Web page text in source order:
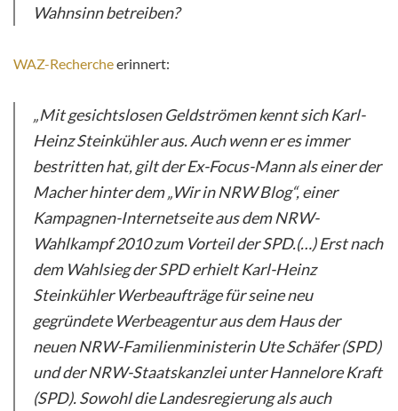
Wahnsinn betreiben?
WAZ-Rechercheerinnert:
„Mit gesichtslosen Geldströmen kennt sich Karl-
Heinz Steinkühler aus. Auch wenn er es immer
bestritten hat, gilt der Ex-Focus-Mann als einer der
Macher hinter dem „Wir in NRW Blog“, einer
Kampagnen-Internetseite aus dem NRW-
Wahlkampf 2010 zum Vorteil der SPD.(…) Erst nach
dem Wahlsieg der SPD erhielt Karl-Heinz
Steinkühler Werbeaufträge für seine neu
gegründete Werbeagentur aus dem Haus der
neuen NRW-Familienministerin Ute Schäfer (SPD)
und der NRW-Staatskanzlei unter Hannelore Kraft
(SPD). Sowohl die Landesregierung als auch